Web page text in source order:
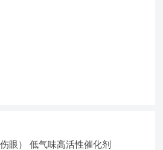
眼） 低气味高活性催化剂